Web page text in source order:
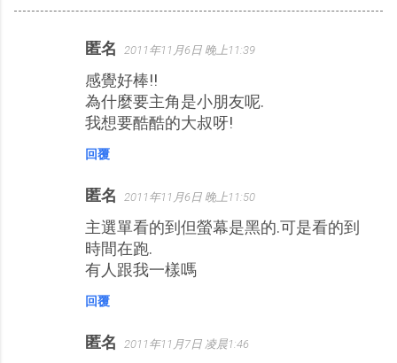
匿名 2011年11月6日 晚上11:39
感覺好棒!!
為什麼要主角是小朋友呢.
我想要酷酷的大叔呀!
回覆
匿名 2011年11月6日 晚上11:50
主選單看的到但螢幕是黑的.可是看的到
時間在跑.
有人跟我一樣嗎
回覆
匿名 2011年11月7日 凌晨1:46